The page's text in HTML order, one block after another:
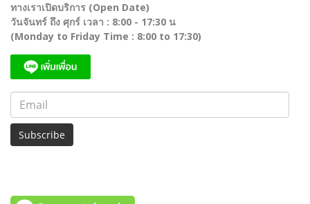
ทางเราเปิดบริการ (Open Date)
วันจันทร์ ถึง ศุกร์ เวลา : 8:00 - 17:30 น
(Monday to Friday Time : 8:00 to 17:30)
Subscribe